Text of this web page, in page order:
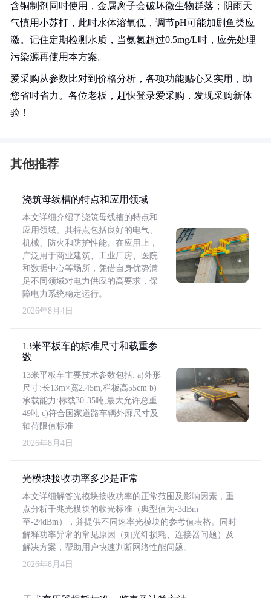
含铜制剂同时使用，金属离子会破坏微生物群落；阴雨天
气慎用小苏打，此时水体溶氧低，调节pH可能加剧鱼类应
激。记住定期检测水质，当氨氮超过0.5mg/L时，应先处理
污染源再使用本方案。
爱采购从参数比对到价格分析，各项功能贴心又实用，助
您省时省力。各位老板，赶快登录爱采购，发现采购新体
验！
其他推荐
浇筑母线槽的特点和应用领域
本文详细介绍了浇筑母线槽的特点和
应用领域。其特点包括良好的电气、
机械、防火和防护性能。在应用上，
广泛用于商业建筑、工业厂房、医院
和数据中心等场所，凭借自身优势满
足不同领域对电力供应的高要求，保
障电力系统稳定运行。
2026年8月4日
13米平板车的标准尺寸和载重参
数
13米平板车主要技术参数包括: a)外形
尺寸:长13m×宽2.45m,栏板高55cm b)
承载能力:标载30-35吨,最大允许总重
49吨 c)符合国家道路车辆外廓尺寸及
轴荷限值标准
2026年8月4日
光模块接收功率多少是正常
本文详细解答光模块接收功率的正常范围及影响因素，重
点分析千兆光模块的收光标准（典型值为-3dBm
至-24dBm），并提供不同速率光模块的参考值表格。同时
解释功率异常的常见原因（如光纤损耗、连接器问题）及
解决方案，帮助用户快速判断网络性能问题。
2026年8月4日